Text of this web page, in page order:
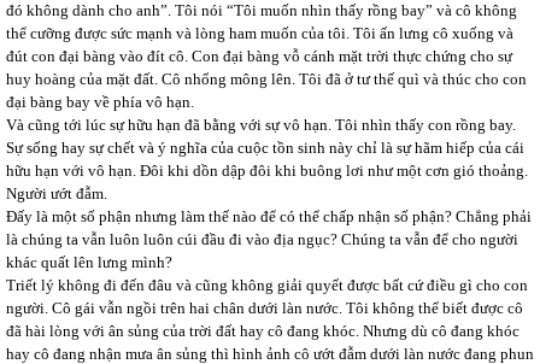
đó không dành cho anh”. Tôi nói “Tôi muốn nhìn thấy rồng bay” và cô không
thể cưỡng được sức mạnh và lòng ham muốn của tôi. Tôi ấn lưng cô xuống và
đút con đại bàng vào đít cô. Con đại bàng vỗ cánh mặt trời thực chứng cho sự
huy hoàng của mặt đất. Cô nhổng mông lên. Tôi đã ở tư thế quì và thúc cho con
đại bàng bay về phía vô hạn.
Và cũng tới lúc sự hữu hạn đã bằng với sự vô hạn. Tôi nhìn thấy con rồng bay.
Sự sống hay sự chết và ý nghĩa của cuộc tồn sinh này chỉ là sự hãm hiếp của cái
hữu hạn với vô hạn. Đôi khi dồn dập đôi khi buông lơi như một cơn gió thoảng.
Người ướt đẫm.
Đấy là một số phận nhưng làm thế nào để có thể chấp nhận số phận? Chẳng phải
là chúng ta vẫn luôn luôn cúi đầu đi vào địa ngục? Chúng ta vẫn để cho người
khác quất lên lưng mình?
Triết lý không đi đến đâu và cũng không giải quyết được bất cứ điều gì cho con
người. Cô gái vẫn ngồi trên hai chân dưới làn nước. Tôi không thể biết được cô
đã hài lòng với ân sủng của trời đất hay cô đang khóc. Nhưng dù cô đang khóc
hay cô đang nhận mưa ân sủng thì hình ảnh cô ướt đẫm dưới làn nước đang phun